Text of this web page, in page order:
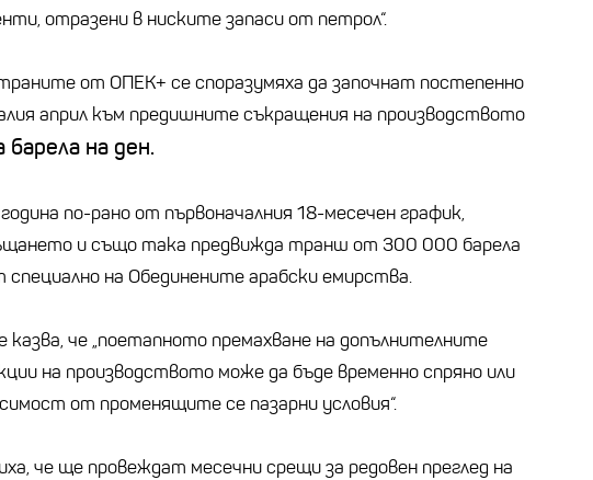
отразени в ниските запаси от петрол“.
от ОПЕК+ се споразумяха да започнат постепенно
април към предишните съкращения на производството
барела на ден.
по-рано от първоначалния 18-месечен график,
и също така предвижда транш от 300 000 барела
специално на Обединените арабски емирства.
казва, че „поетапното премахване на допълнителните
на производството може да бъде временно спряно или
от променящите се пазарни условия“.
че ще провеждат месечни срещи за редовен преглед на